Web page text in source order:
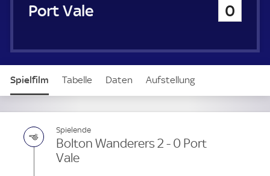
.
e
e
Port Vale 0
Spielfilm Tabelle Daten Aufstellung
Spielende
Bolton Wanderers 2 - 0 Port
Vale